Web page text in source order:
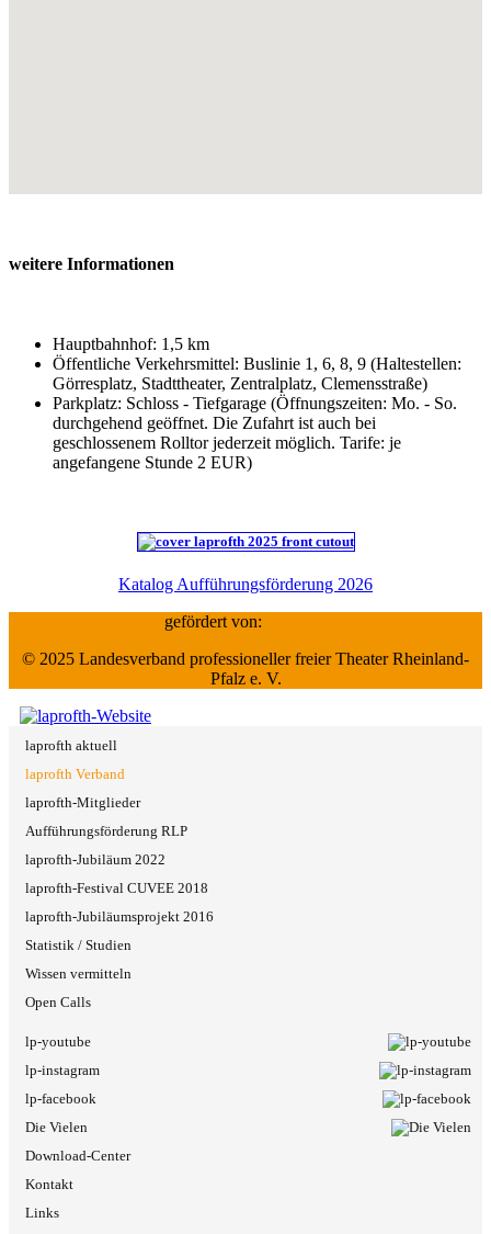
weitere Informationen
Hauptbahnhof: 1,5 km
Öffentliche Verkehrsmittel: Buslinie 1, 6, 8, 9 (Haltestellen:
Görresplatz, Stadttheater, Zentralplatz, Clemensstraße)
Parkplatz: Schloss - Tiefgarage (Öffnungszeiten: Mo. - So.
durchgehend geöffnet. Die Zufahrt ist auch bei
geschlossenem Rolltor jederzeit möglich. Tarife: je
angefangene Stunde 2 EUR)
Katalog Aufführungsförderung 2026
gefördert von:
© 2025 Landesverband professioneller freier Theater Rheinland-
Pfalz e. V.
laprofth aktuell
laprofth Verband
laprofth-Mitglieder
Aufführungsförderung RLP
laprofth-Jubiläum 2022
laprofth-Festival CUVEE 2018
laprofth-Jubiläumsprojekt 2016
Statistik / Studien
Wissen vermitteln
Open Calls
lp-youtube
lp-instagram
lp-facebook
Die Vielen
Download-Center
Kontakt
Links